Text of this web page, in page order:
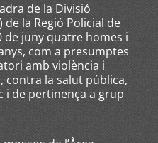
de la Divisió
de la Regió Policial de
de juny quatre homes i
com a presumptes
amb violència i
contra la salut pública,
i de pertinença a grup